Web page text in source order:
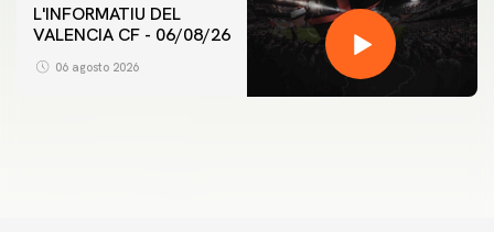
L'INFORMATIU DEL
VALENCIA CF - 06/08/26
06 agosto 2026
PRIMER EQUIP
ENTRENAMENT DEL VALENCIA CF 6/8/2026